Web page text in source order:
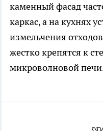
каменный фасад
каркас, а на кухнях
измельчения
жестко крепятся к
микроволновой